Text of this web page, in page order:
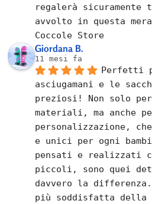
regalerà sicuramente
avvolto in questa
Coccole Store
Giordana B.
11 mesi fa
Perfetti
asciugamani e le
preziosi! Non solo
materiali, ma anche
personalizzazione,
e unici per ogni
pensati e realizzati
piccoli, sono quei
davvero la
più soddisfatta della